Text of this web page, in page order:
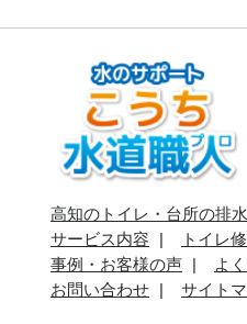
高知のトイレ・台所の排
サービス内容
トイレ
事例・お客様の声
よ
お問い合わせ
サイト